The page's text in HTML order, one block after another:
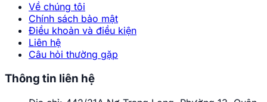
Về chúng tôi
Chính sách bảo mật
Điều khoản và điều kiện
Liên hệ
Câu hỏi thường gặp
Thông tin liên hệ